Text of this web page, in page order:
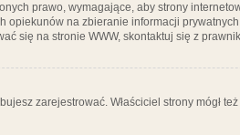
prawo, wymagające, aby strony
opiekunów na zbieranie informacji
się na stronie WWW, skontaktuj się z
zarejestrować. Właściciel strony mógł